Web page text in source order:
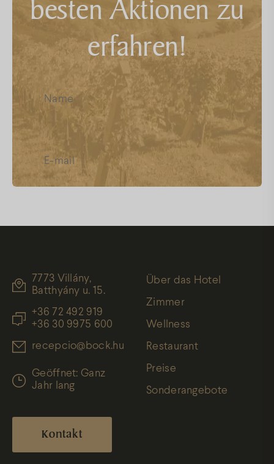
besten Aktionen zu
erfahren!
und akzeptiere sie
7773 Villány,
Batthyány u. 15.
+36 72 492 919
+36 30 9975 600
recepcio@bock.hu
Geöffnet: Ganz
Jahr lang
Kontakt
Über das Hotel
Zimmer
Wellness
Restaurant
Preise
Sonderangebote
FAQ
Facebook Instagram Youtube